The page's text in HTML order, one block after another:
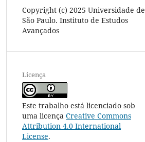
Copyright (c) 2025 Universidade de
São Paulo. Instituto de Estudos
Avançados
Licença
Este trabalho está licenciado sob
uma licença Creative Commons
Attribution 4.0 International
License.